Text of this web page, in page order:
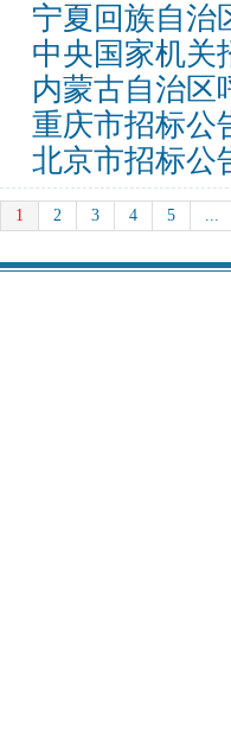
宁夏回族自治
中央国家机关
内蒙古自治区
重庆市招标公
北京市招标公
1 2 3 4 5 ...